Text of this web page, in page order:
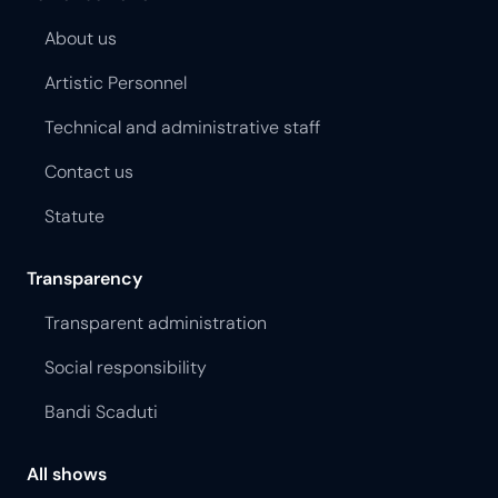
Artistic Personnel
Technical and administrative staff
Contact us
Statute
Transparency
Social responsibility
Bandi Scaduti
All shows
Past seasons